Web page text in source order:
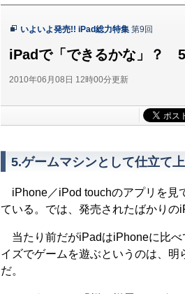
いよいよ発売!! iPad総力特集 第9回
iPadで「できるかな」？ 5
2010年06月08日 12時00分更新
5.ゲームマシンとして仕立て
iPhone／iPod touchのアプリを見
ている。では、発売されたばかりの
当たり前だがiPadはiPhoneに比べ
イズでゲームを遊ぶというのは、
だ。